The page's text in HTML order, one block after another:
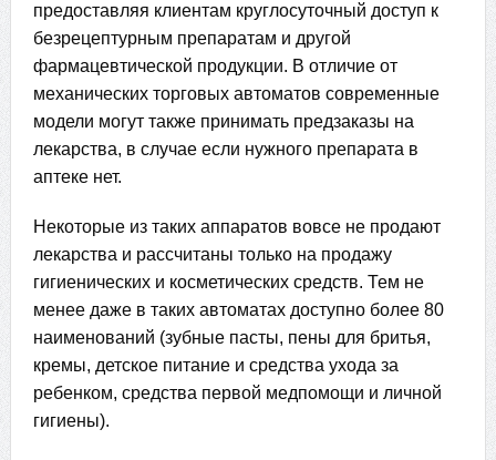
предоставляя клиентам круглосуточный доступ к
безрецептурным препаратам и другой
фармацевтической продукции. В отличие от
механических торговых автоматов современные
модели могут также принимать предзаказы на
лекарства, в случае если нужного препарата в
аптеке нет.
Некоторые из таких аппаратов вовсе не продают
лекарства и рассчитаны только на продажу
гигиенических и косметических средств. Тем не
менее даже в таких автоматах доступно более 80
наименований (зубные пасты, пены для бритья,
кремы, детское питание и средства ухода за
ребенком, средства первой медпомощи и личной
гигиены).